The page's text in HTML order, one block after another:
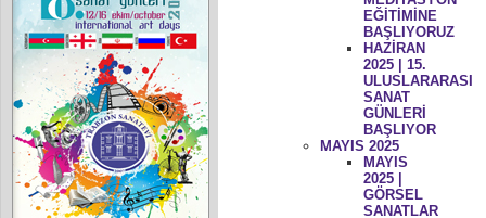
EĞİTİMİNE
BAŞLIYORUZ
HAZİRAN
2025 | 15.
ULUSLARARASI
SANAT
GÜNLERİ
BAŞLIYOR
MAYIS 2025
MAYIS
2025 |
GÖRSEL
SANATLAR